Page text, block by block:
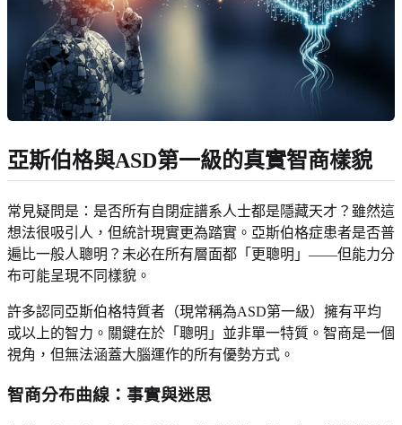
亞斯伯格與ASD第一級的真實智商樣貌
常見疑問是：是否所有自閉症譜系人士都是隱藏天才？雖然這
想法很吸引人，但統計現實更為踏實。亞斯伯格症患者是否普
遍比一般人聰明？未必在所有層面都「更聰明」——但能力分
布可能呈現不同樣貌。
許多認同亞斯伯格特質者（現常稱為ASD第一級）擁有平均
或以上的智力。關鍵在於「聰明」並非單一特質。智商是一個
視角，但無法涵蓋大腦運作的所有優勢方式。
智商分布曲線：事實與迷思